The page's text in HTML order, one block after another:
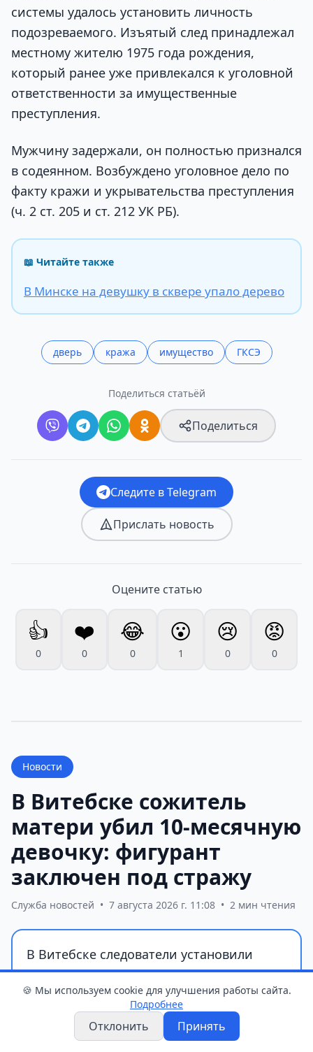
системы удалось установить личность
подозреваемого. Изъятый след принадлежал
местному жителю 1975 года рождения,
который ранее уже привлекался к уголовной
ответственности за имущественные
преступления.
Мужчину задержали, он полностью признался
в содеянном. Возбуждено уголовное дело по
факту кражи и укрывательства преступления
(ч. 2 ст. 205 и ст. 212 УК РБ).
📖 Читайте также
В Минске на девушку в сквере упало дерево
дверь кража имущество ГКСЭ
Поделиться статьёй
Поделиться
Следите в Telegram
Прислать новость
Оцените статью
👍
0
❤️
0
😂
0
😮
1
😢
0
😡
0
Новости
В Витебске сожитель
матери убил 10-месячную
девочку: фигурант
заключен под стражу
Служба новостей • 7 августа 2026 г. 11:08 • 2 мин чтения
В Витебске следователи установили
обстоятельства гибели 10-месячного
ребенка. Фигурантом уголовного дела
стал 27-летний сожитель матери
девочки, которого раздражал детский
🍪 Мы используем cookie для улучшения работы сайта.
Подробнее
Отклонить Принять